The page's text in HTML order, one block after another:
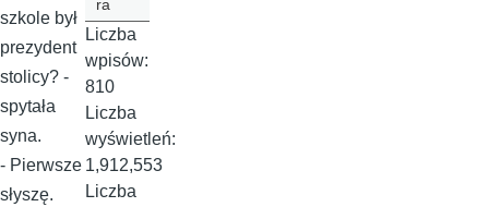
szkole był
prezydent
stolicy? -
spytała
syna.
- Pierwsze
słyszę.
ra
Liczba
wpisów:
810
Liczba
wyświetleń:
1,912,553
Liczba